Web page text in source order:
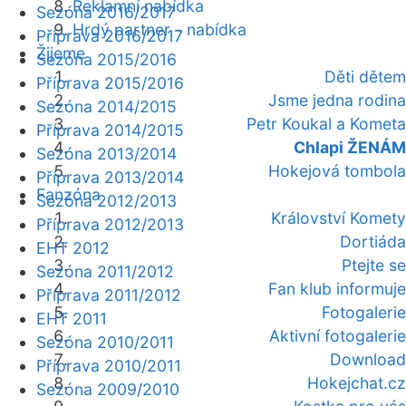
Reklamní nabídka
Hrdý partner - nabídka
Žijeme
Děti dětem
Jsme jedna rodina
Petr Koukal a Kometa
Chlapi ŽENÁM
Hokejová tombola
Fanzóna
Království Komety
Dortiáda
Ptejte se
Fan klub informuje
Fotogalerie
Aktivní fotogalerie
Download
Hokejchat.cz
Sezóna 2016/2017
Příprava 2016/2017
Sezóna 2015/2016
Příprava 2015/2016
Sezóna 2014/2015
Příprava 2014/2015
Sezóna 2013/2014
Příprava 2013/2014
Sezóna 2012/2013
Příprava 2012/2013
EHT 2012
Sezóna 2011/2012
Příprava 2011/2012
EHT 2011
Sezóna 2010/2011
Příprava 2010/2011
Sezóna 2009/2010